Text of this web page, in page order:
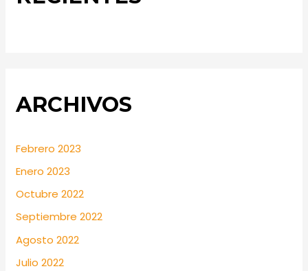
ARCHIVOS
Febrero 2023
Enero 2023
Octubre 2022
Septiembre 2022
Agosto 2022
Julio 2022